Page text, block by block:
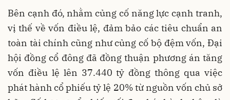
Bên cạnh đó, nhằm củng cố năng lực cạnh tranh,
vị thế về vốn điều lệ, đảm bảo các tiêu chuẩn an
toàn tài chính cũng như củng cố bộ đệm vốn, Đại
hội đồng cổ đông đã đồng thuận phương án tăng
vốn điều lệ lên 37.440 tỷ đồng thông qua việc
phát hành cổ phiếu tỷ lệ 20% từ nguồn vốn chủ sở